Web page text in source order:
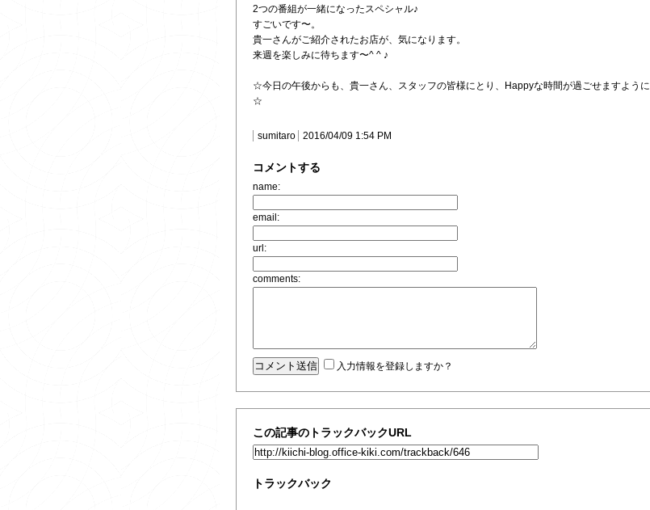
2つの番組が一緒になったスペシャル♪
すごいです〜。
貴一さんがご紹介されたお店が、気になります。
来週を楽しみに待ちます〜^ ^ ♪
☆今日の午後からも、貴一さん、スタッフの皆様にとり、Happyな時間が過ごせますように
☆
sumitaro 2016/04/09 1:54 PM
コメントする
name:
email:
url:
comments:
入力情報を登録しますか？
この記事のトラックバックURL
トラックバック